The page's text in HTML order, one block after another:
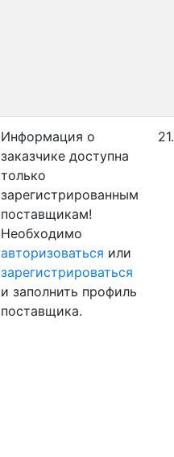
Информация о
заказчике доступна
только
зарегистрированным
поставщикам!
Необходимо
авторизоваться или
зарегистрироваться
и заполнить профиль
поставщика.